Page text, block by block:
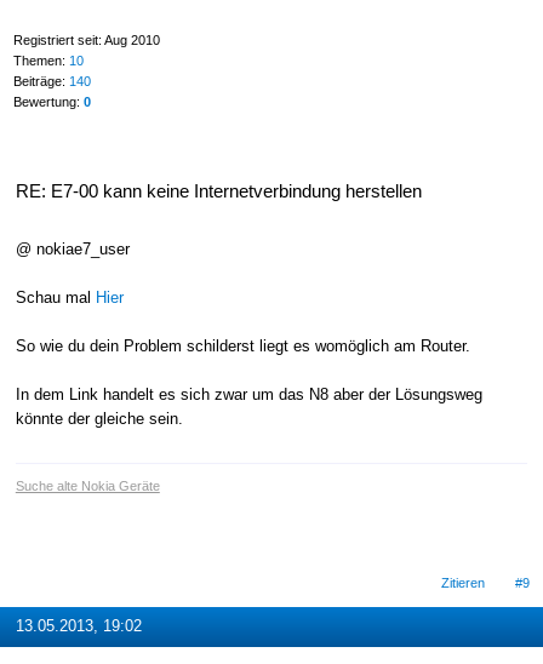
Registriert seit: Aug 2010
Themen: 10
Beiträge: 140
Bewertung: 0
RE: E7-00 kann keine Internetverbindung herstellen
@ nokiae7_user
Schau mal Hier
So wie du dein Problem schilderst liegt es womöglich am Router.
In dem Link handelt es sich zwar um das N8 aber der Lösungsweg
könnte der gleiche sein.
Suche alte Nokia Geräte
Zitieren #9
13.05.2013, 19:02